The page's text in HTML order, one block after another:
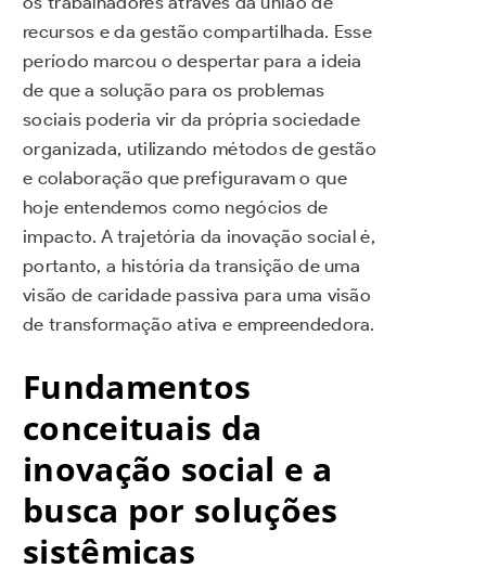
recursos e da gestão compartilhada. Esse
período marcou o despertar para a ideia
de que a solução para os problemas
sociais poderia vir da própria sociedade
organizada, utilizando métodos de gestão
e colaboração que prefiguravam o que
hoje entendemos como negócios de
impacto. A trajetória da inovação social é,
portanto, a história da transição de uma
visão de caridade passiva para uma visão
de transformação ativa e empreendedora.
Fundamentos
conceituais da
inovação social e a
busca por soluções
sistêmicas